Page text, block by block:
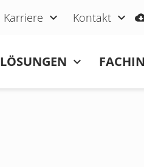
Karriere Kontakt
LÖSUNGEN